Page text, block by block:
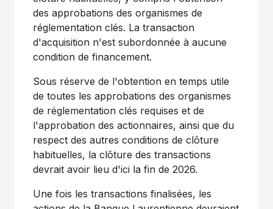
des approbations des organismes de
réglementation clés. La transaction
d'acquisition n'est subordonnée à aucune
condition de financement.
Sous réserve de l'obtention en temps utile
de toutes les approbations des organismes
de réglementation clés requises et de
l'approbation des actionnaires, ainsi que du
respect des autres conditions de clôture
habituelles, la clôture des transactions
devrait avoir lieu d'ici la fin de 2026.
Une fois les transactions finalisées, les